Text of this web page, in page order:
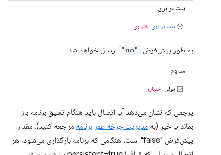
بیت برابری
بیت برابری اختیاری
به طور پیش‌فرض "no" ارسال خواهد شد.
مداوم
بولی اختیاری
پرچمی که نشان می‌دهد آیا اتصال باید هنگام تعلیق برنامه باز
بماند یا خیر (به مدیریت چرخه عمر برنامه مراجعه کنید). مقدار
پیش‌فرض "false" است. هنگامی که برنامه بارگذاری می‌شود، هر